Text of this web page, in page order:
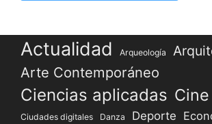
Actualidad Arqueología
Arte Contemporáneo
Ciencias aplicadas Cine
Ciudades digitales Danza Deporte